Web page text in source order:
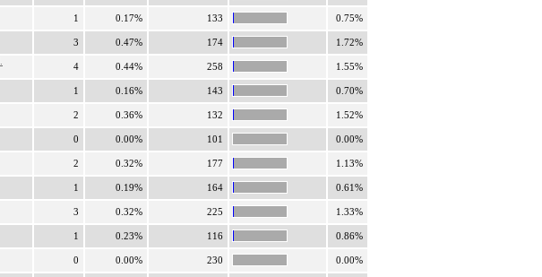
1 0.17% 133 0.75%
3 0.47% 174 1.72%
4 0.44% 258 1.55%
1 0.16% 143 0.70%
2 0.36% 132 1.52%
0 0.00% 101 0.00%
2 0.32% 177 1.13%
1 0.19% 164 0.61%
3 0.32% 225 1.33%
1 0.23% 116 0.86%
0 0.00% 230 0.00%